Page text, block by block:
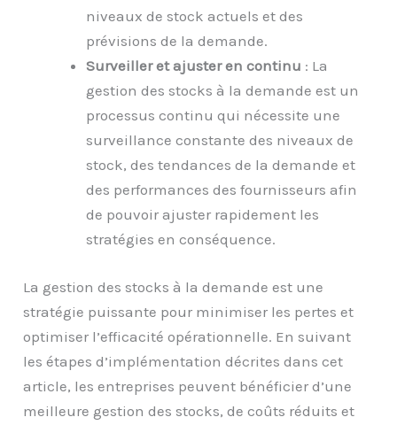
niveaux de stock actuels et des
prévisions de la demande.
Surveiller et ajuster en continu : La
gestion des stocks à la demande est un
processus continu qui nécessite une
surveillance constante des niveaux de
stock, des tendances de la demande et
des performances des fournisseurs afin
de pouvoir ajuster rapidement les
stratégies en conséquence.
La gestion des stocks à la demande est une
stratégie puissante pour minimiser les pertes et
optimiser l’efficacité opérationnelle. En suivant
les étapes d’implémentation décrites dans cet
article, les entreprises peuvent bénéficier d’une
meilleure gestion des stocks, de coûts réduits et